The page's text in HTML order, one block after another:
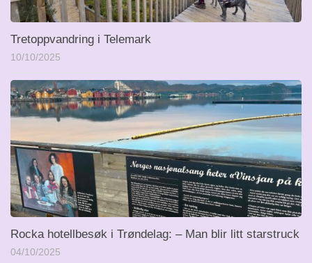
Tretoppvandring i Telemark
10/10/2025
Rocka hotellbesøk i Trøndelag: – Man blir litt starstruck
04/10/2025